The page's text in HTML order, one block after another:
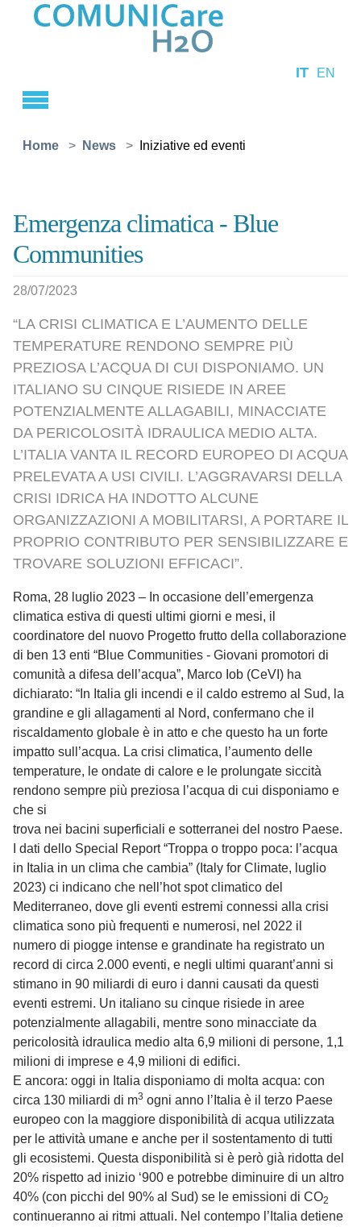
Skip to main content
IT EN
Home
News Iniziative ed eventi
Emergenza climatica - Blue
Communities
28/07/2023
“LA CRISI CLIMATICA E L’AUMENTO DELLE
TEMPERATURE RENDONO SEMPRE PIÙ
PREZIOSA L’ACQUA DI CUI DISPONIAMO. UN
ITALIANO SU CINQUE RISIEDE IN AREE
POTENZIALMENTE ALLAGABILI, MINACCIATE
DA PERICOLOSITÀ IDRAULICA MEDIO ALTA.
L’ITALIA VANTA IL RECORD EUROPEO DI ACQUA
PRELEVATA A USI CIVILI. L’AGGRAVARSI DELLA
CRISI IDRICA HA INDOTTO ALCUNE
ORGANIZZAZIONI A MOBILITARSI, A PORTARE IL
PROPRIO CONTRIBUTO PER SENSIBILIZZARE E
TROVARE SOLUZIONI EFFICACI”.
Roma, 28 luglio 2023 – In occasione dell’emergenza
climatica estiva di questi ultimi giorni e mesi, il
coordinatore del nuovo Progetto frutto della collaborazione
di ben 13 enti “Blue Communities - Giovani promotori di
comunità a difesa dell’acqua”, Marco Iob (CeVI) ha
dichiarato: “In Italia gli incendi e il caldo estremo al Sud, la
grandine e gli allagamenti al Nord, confermano che il
riscaldamento globale è in atto e che questo ha un forte
impatto sull’acqua. La crisi climatica, l’aumento delle
temperature, le ondate di calore e le prolungate siccità
rendono sempre più preziosa l’acqua di cui disponiamo e
che si
trova nei bacini superficiali e sotterranei del nostro Paese.
I dati dello Special Report “Troppa o troppo poca: l’acqua
in Italia in un clima che cambia” (Italy for Climate, luglio
2023) ci indicano che nell’hot spot climatico del
Mediterraneo, dove gli eventi estremi connessi alla crisi
climatica sono più frequenti e numerosi, nel 2022 il
numero di piogge intense e grandinate ha registrato un
record di circa 2.000 eventi, e negli ultimi quarant’anni si
stimano in 90 miliardi di euro i danni causati da questi
eventi estremi. Un italiano su cinque risiede in aree
potenzialmente allagabili, mentre sono minacciate da
pericolosità idraulica medio alta 6,9 milioni di persone, 1,1
milioni di imprese e 4,9 milioni di edifici.
E ancora: oggi in Italia disponiamo di molta acqua: con
circa 130 miliardi di m3 ogni anno l’Italia è il terzo Paese
europeo con la maggiore disponibilità di acqua utilizzata
per le attività umane e anche per il sostentamento di tutti
gli ecosistemi. Questa disponibilità si è però già ridotta del
20% rispetto ad inizio ‘900 e potrebbe diminuire di un altro
40% (con picchi del 90% al Sud) se le emissioni di CO2
continueranno ai ritmi attuali. Nel contempo l’Italia detiene